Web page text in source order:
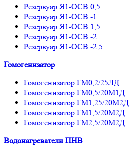
Резервуар Я1-ОСВ 0,5
Резервуар Я1-ОСВ -1
Резервуар Я1-ОСВ 1,5
Резервуар Я1-ОСВ -2
Резервуар Я1-ОСВ -2,5
Гомогенизатор
Гомогенизатор ГМ0,2/25ЛД
Гомогенизатор ГМ0,5/20М1Д
Гомогенизатор ГМ1,25/20М2Д
Гомогенизатор ГМ1,5/20М2Д
Гомогенизатор ГМ2,5/20М2Д
Водонагреватели ПНВ